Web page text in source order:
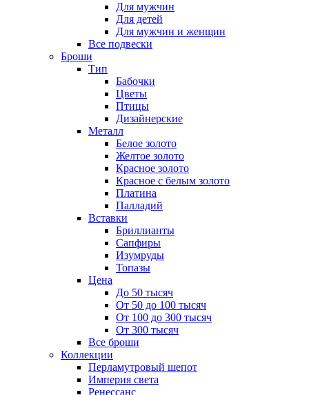
Для мужчин
Для детей
Для мужчин и женщин
Все подвески
Броши
Тип
Бабочки
Цветы
Птицы
Дизайнерские
Металл
Белое золото
Желтое золото
Красное золото
Красное с белым золото
Платина
Палладий
Вставки
Бриллианты
Сапфиры
Изумруды
Топазы
Цена
До 50 тысяч
От 50 до 100 тысяч
От 100 до 300 тысяч
От 300 тысяч
Все броши
Коллекции
Перламутровый шепот
Империя света
Ренессанс